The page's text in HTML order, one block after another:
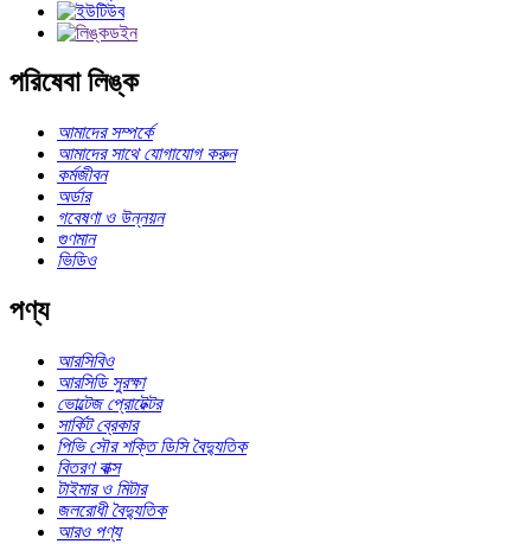
পরিষেবা লিঙ্ক
আমাদের সম্পর্কে
আমাদের সাথে যোগাযোগ করুন
কর্মজীবন
অর্ডার
গবেষণা ও উন্নয়ন
গুণমান
ভিডিও
পণ্য
আরসিবিও
আরসিডি সুরক্ষা
ভোল্টেজ প্রোটেক্টর
সার্কিট ব্রেকার
পিভি সৌর শক্তি ডিসি বৈদ্যুতিক
বিতরণ বাক্স
টাইমার ও মিটার
জলরোধী বৈদ্যুতিক
আরও পণ্য